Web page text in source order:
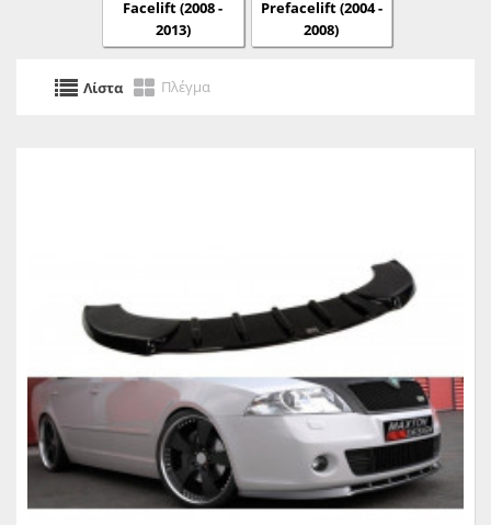
Facelift (2008 -
2013)
Prefacelift (2004 -
2008)
Λίστα Πλέγμα